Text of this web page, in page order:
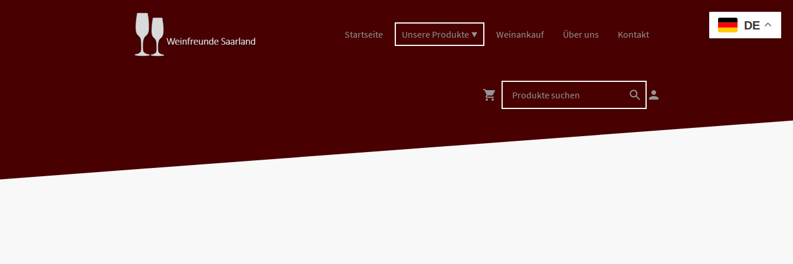
Startseite Unsere Produkte Weinankauf Über uns Kontakt
DE